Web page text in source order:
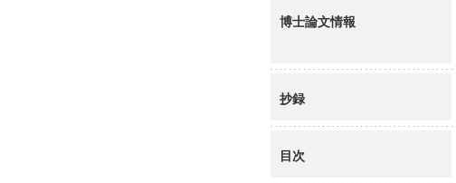
博士論文情報
抄録
目次